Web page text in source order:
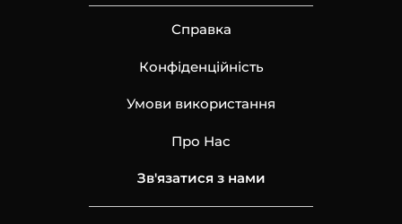
Справка
Конфіденційність
Умови використання
Про Нас
Зв'язатися з нами